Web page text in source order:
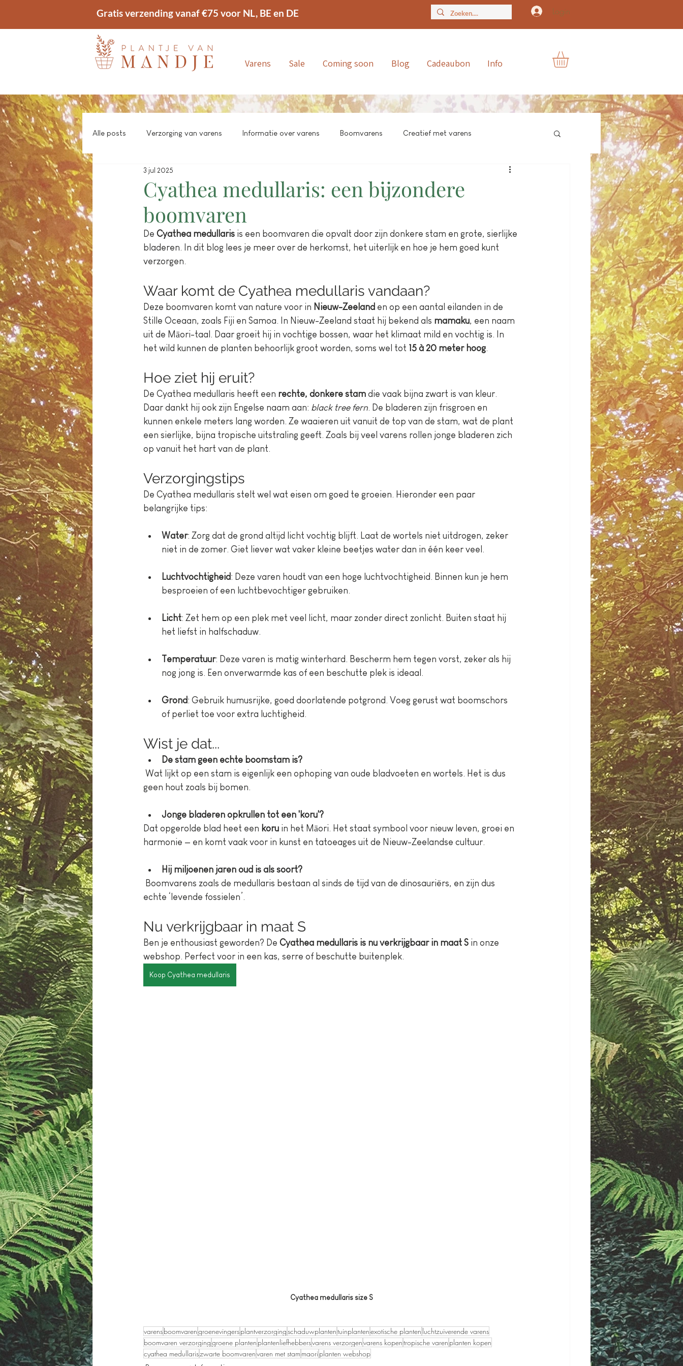
Gratis verzending vanaf €75 voor NL, BE en DE Login
Varens Sale Coming soon Blog Cadeaubon Info
Alle posts Verzorging van varens Informatie over varens Boomvarens Creatief met varens
Cyathea medullaris: een bijzondere
boomvaren
3 jul 2025
De Cyathea medullaris is een boomvaren die opvalt door zijn donkere stam en grote, sierlijke
bladeren. In dit blog lees je meer over de herkomst, het uiterlijk en hoe je hem goed kunt
verzorgen.
Waar komt de Cyathea medullaris vandaan?
Deze boomvaren komt van nature voor in Nieuw-Zeeland en op een aantal eilanden in de
Stille Oceaan, zoals Fiji en Samoa. In Nieuw-Zeeland staat hij bekend als mamaku, een naam
uit de Māori-taal. Daar groeit hij in vochtige bossen, waar het klimaat mild en vochtig is. In
het wild kunnen de planten behoorlijk groot worden, soms wel tot 15 à 20 meter hoog.
Hoe ziet hij eruit?
De Cyathea medullaris heeft een rechte, donkere stam die vaak bijna zwart is van kleur.
Daar dankt hij ook zijn Engelse naam aan: black tree fern. De bladeren zijn frisgroen en
kunnen enkele meters lang worden. Ze waaieren uit vanuit de top van de stam, wat de plant
een sierlijke, bijna tropische uitstraling geeft. Zoals bij veel varens rollen jonge bladeren zich
op vanuit het hart van de plant.
Verzorgingstips
De Cyathea medullaris stelt wel wat eisen om goed te groeien. Hieronder een paar
belangrijke tips:
Water: Zorg dat de grond altijd licht vochtig blijft. Laat de wortels niet uitdrogen, zeker
niet in de zomer. Giet liever wat vaker kleine beetjes water dan in één keer veel.
Luchtvochtigheid: Deze varen houdt van een hoge luchtvochtigheid. Binnen kun je hem
besproeien of een luchtbevochtiger gebruiken.
Licht: Zet hem op een plek met veel licht, maar zonder direct zonlicht. Buiten staat hij
het liefst in halfschaduw.
Temperatuur: Deze varen is matig winterhard. Bescherm hem tegen vorst, zeker als hij
nog jong is. Een onverwarmde kas of een beschutte plek is ideaal.
Grond: Gebruik humusrijke, goed doorlatende potgrond. Voeg gerust wat boomschors
of perliet toe voor extra luchtigheid.
Wist je dat...
De stam geen echte boomstam is?
geen hout zoals bij bomen.
Jonge bladeren opkrullen tot een 'koru'?
Dat opgerolde blad heet een koru in het Māori. Het staat symbool voor nieuw leven, groei en
harmonie — en komt vaak voor in kunst en tatoeages uit de Nieuw-Zeelandse cultuur.
Hij miljoenen jaren oud is als soort?
echte ‘levende fossielen’.
Nu verkrijgbaar in maat S
Ben je enthousiast geworden? De Cyathea medullaris is nu verkrijgbaar in maat S in onze
webshop. Perfect voor in een kas, serre of beschutte buitenplek.
Koop Cyathea medullaris
Cyathea medullaris size S
varensboomvarengroenevingersplantverzorgingschaduwplantentuinplantenexotische planten luchtzuiverende varens
boomvaren verzorginggroene planten plantenliefhebbersvarens verzorgenvarens kopentropische varen planten kopen
cyathea medullariszwarte boomvarenvaren met stam maori planten webshop